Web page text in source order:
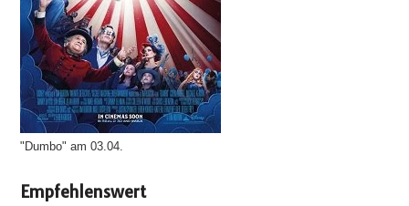
"Dumbo" am 03.04.
Empfehlenswert